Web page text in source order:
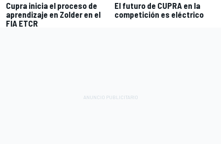
Cupra inicia el proceso de
aprendizaje en Zolder en el
FIA ETCR
El futuro de CUPRA en la
competición es eléctrico